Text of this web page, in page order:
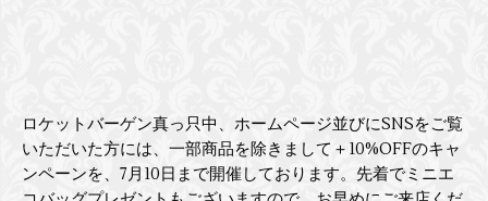
ロケットバーゲン真っ只中、ホームページ並びにSNSをご覧
いただいた方には、一部商品を除きまして＋10%OFFのキャ
ンペーンを、7月10日まで開催しております。先着でミニエ